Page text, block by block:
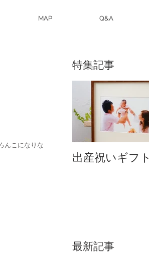
MAP Q&A
んこになりな
特集記事
出産祝いギフト
最新記事